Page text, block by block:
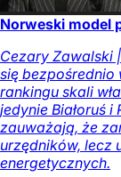
Norweski model
Cezary Zawalski
się bezpośrednio
rankingu skali
jedynie Białoruś i
zauważają, że
urzędników, lecz
energetycznych.